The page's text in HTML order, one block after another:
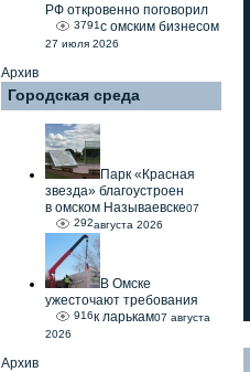
РФ откровенно поговорил
с омским бизнесом
3791
27 июля 2026
Архив
Городская среда
Парк «Красная
звезда» благоустроен
в омском Называевске
292
07
августа 2026
В Омске
ужесточают требования
к ларькам
916
07 августа
2026
Архив